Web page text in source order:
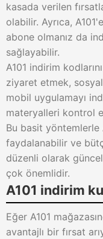
kasada verilen
olabilir. Ayrıca,
abone olmanız da
sağlayabilir.
A101 indirim
ziyaret etmek,
mobil uygulamayı
materyalleri kontrol
Bu basit yöntemlerle
faydalanabilir ve
düzenli olarak
çok önemlidir.
A101 indirim
Eğer A101
avantajlı bir fırsat